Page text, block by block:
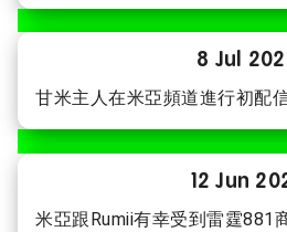
8 Jul
甘米主人在米亞頻道進行初配
12 Jun
米亞跟Rumii有幸受到雷霆881